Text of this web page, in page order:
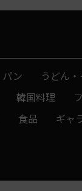
パン うどん
韓国料理
食品 ギャ